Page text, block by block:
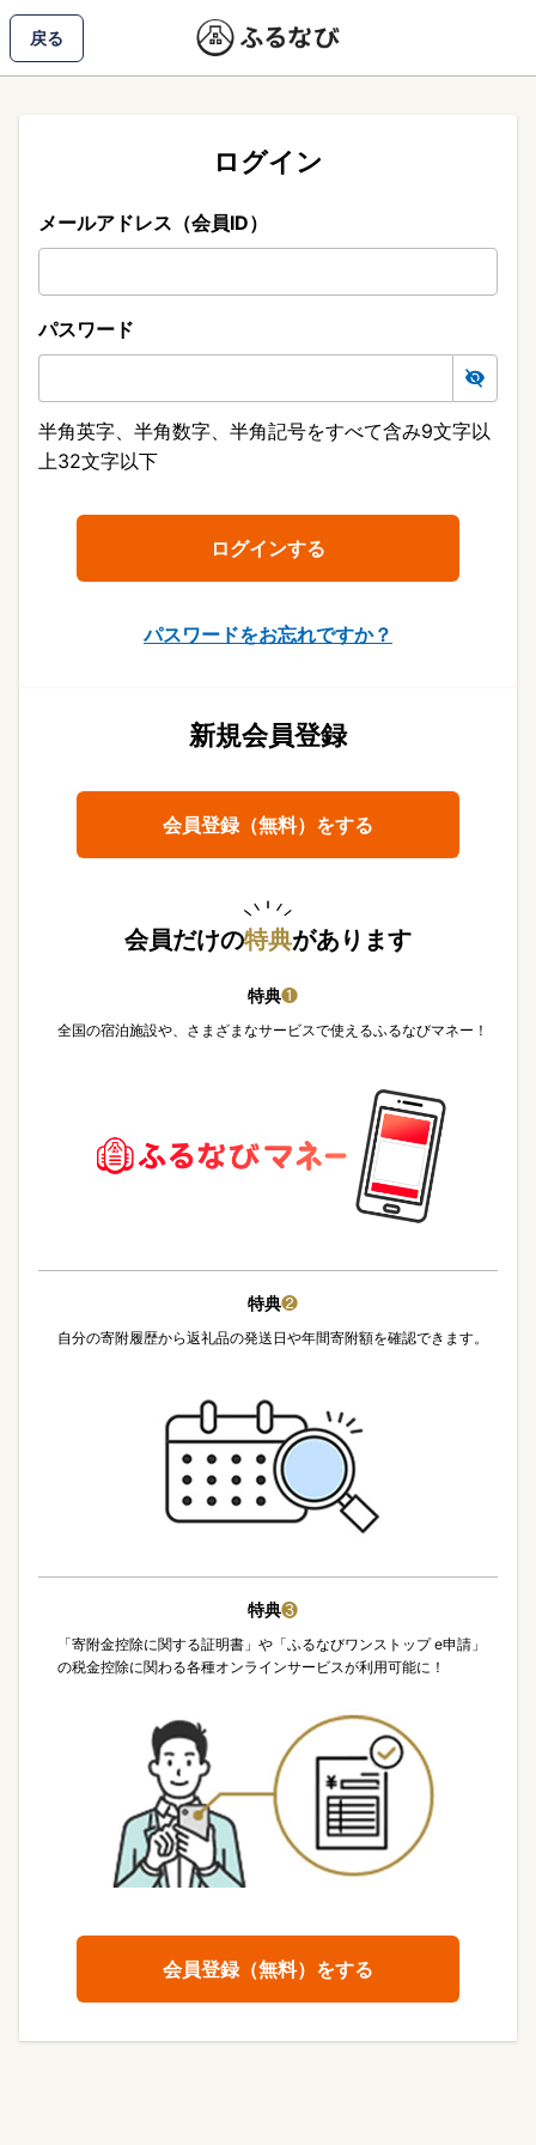
戻る
ログイン
メールアドレス（会員ID）
パスワード
半角英字、半角数字、半角記号をすべて含み9文字以
上32文字以下
パスワードをお忘れですか？
新規会員登録
会員登録（無料）をする
会員だけの特典があります
特典❶
全国の宿泊施設や、さまざまなサービスで使えるふるなびマネー！
特典❷
自分の寄附履歴から返礼品の発送日や年間寄附額を確認できます。
特典❸
「寄附金控除に関する証明書」や「ふるなびワンストップ e申請」
の税金控除に関わる各種オンラインサービスが利用可能に！
会員登録（無料）をする